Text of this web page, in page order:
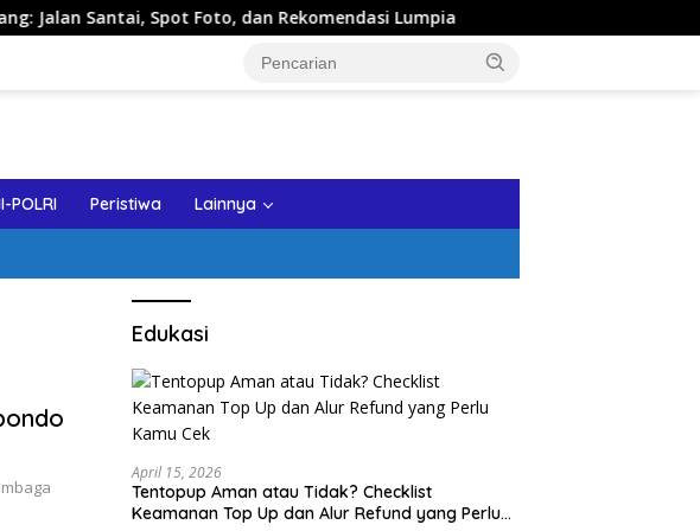
Spot Foto, dan Rekomendasi Lumpia Panduan Wisata Keluarga ke
POLRI Peristiwa Lainnya
Edukasi
April 15, 2026
Tentopup Aman atau Tidak? Checklist
Keamanan Top Up dan Alur Refund yang Perlu